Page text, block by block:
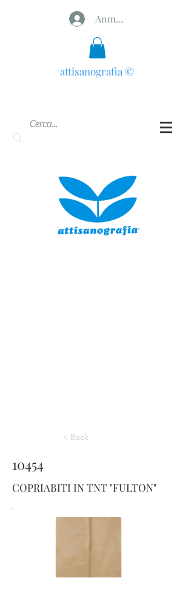
Anmelden
attisanografia ©
< Back
10454
COPRIABITI IN TNT "FULTON"